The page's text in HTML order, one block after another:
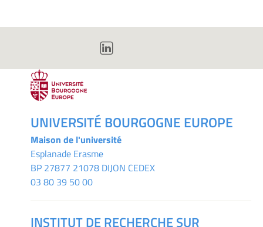
UNIVERSITÉ BOURGOGNE EUROPE
Maison de l'université
Esplanade Erasme
BP 27877 21078 DIJON CEDEX
03 80 39 50 00
INSTITUT DE RECHERCHE SUR